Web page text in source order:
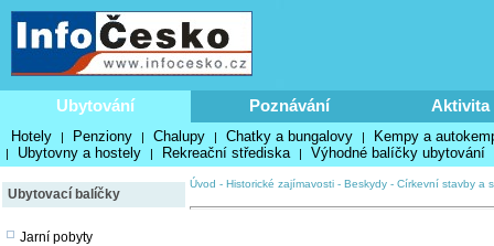
Ubytování Poznávání Aktivita
Hotely | Penziony | Chalupy | Chatky a bungalovy | Kempy a
| Ubytovny a hostely | Rekreační střediska | Výhodné balíčky ubytování
Ubytovací balíčky
Jarní pobyty
Úvod - Historické zajímavosti - Beskydy - Církevní stavby a